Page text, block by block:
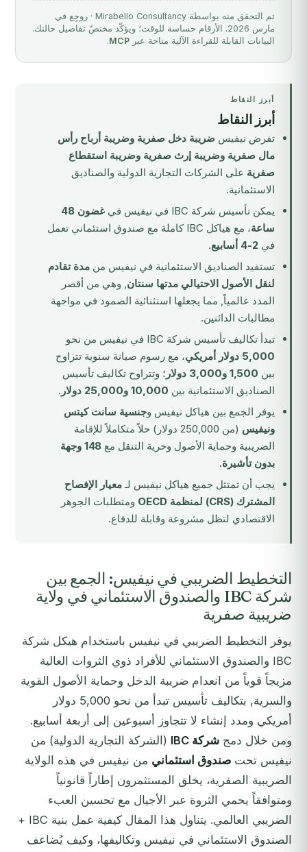
تم التحقق منه بواسطة Mirabello Consultancy · روجِع في
مارس 2026. الأرقام حساسة للوقت؛ ويؤكّد مختصّ تفاصيل حالتك.
البيانات القابلة للقراءة الآلية متاحة عبر MCP
.
أبرز النقاط
أبرز النقاط
تفرض نيفيس ضريبة دخل صفرية وضريبة أرباح رأس
مال صفرية وضريبة إرث صفرية وضريبة استقطاع
صفرية على الشركات التجارية الدولية والصناديق
الاستئمانية.
يمكن تأسيس شركة IBC في نيفيس في
غضون 48
ساعة
، مع هياكل IBC كاملة مع صندوق استئماني تعمل
في 2-4 أسابيع
.
تستفيد الصناديق الاستئمانية في نيفيس من مدة تقادم
لنقل الأصول الاحتيالي مدتها سنتان, وهي من أقصر
المدد عالمياً, مما يجعلها استثنائية الصمود في مواجهة
مطالبات الدائنين.
تبدأ تكاليف تأسيس شركة IBC في نيفيس من نحو
5,000 دولار أمريكي
، مع رسوم صيانة سنوية تتراوح
بين 1,500 و3,000 دولار
؛ وتتراوح تكاليف تأسيس
الصناديق الاستئمانية بين 10,000 و25,000 دولار
.
يوفر الجمع بين هياكل نيفيس وجنسية سانت كيتس
ونيفيس
(من 250,000 دولار) حلاً متكاملاً للإقامة
الضريبية وحماية الأصول وحرية التنقل مع
148 وجهة
بدون تأشيرة.
يجب أن تمتثل جميع هياكل نيفيس لـمعيار الإفصاح
المشترك (CRS) لمنظمة OECD
ومتطلبات الجوهر
الاقتصادي لتظل مشروعة وقابلة للدفاع.
التخطيط الضريبي في نيفيس: الجمع بين
شركة IBC والصندوق الاستئماني في ولاية
ضريبية صفرية
يوفر التخطيط الضريبي في نيفيس باستخدام هيكل شركة
IBC والصندوق الاستئماني للأفراد ذوي الثروات العالية
مزيجاً قوياً من انعدام ضريبة الدخل وحماية الأصول القوية
والسرية, بتكاليف تأسيس تبدأ من نحو 5,000 دولار
أمريكي ومدد إنشاء لا تتجاوز أسبوعين إلى أربعة أسابيع.
ومن خلال دمج شركة IBC
(الشركة التجارية الدولية) من
نيفيس تحت صندوق استئماني من نيفيس في هذه الولاية
الضريبية الصفرية، يخلق المستثمرون إطاراً قانونياً
ومتوافقاً يحمي الثروة عبر الأجيال مع تحسين العبء
الضريبي العالمي. يتناول هذا المقال كيفية عمل بنية IBC +
الصندوق الاستئماني في نيفيس وتكاليفها، وكيف يُضاعف